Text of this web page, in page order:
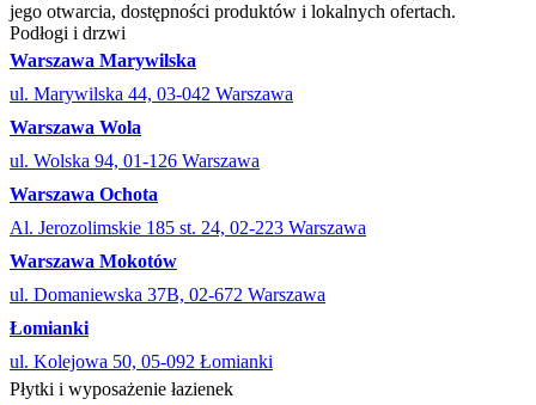
jego otwarcia, dostępności produktów i lokalnych ofertach.
Podłogi i drzwi
Warszawa Marywilska
ul. Marywilska 44, 03-042 Warszawa
Warszawa Wola
ul. Wolska 94, 01-126 Warszawa
Warszawa Ochota
Al. Jerozolimskie 185 st. 24, 02-223 Warszawa
Warszawa Mokotów
ul. Domaniewska 37B, 02-672 Warszawa
Łomianki
ul. Kolejowa 50, 05-092 Łomianki
Płytki i wyposażenie łazienek